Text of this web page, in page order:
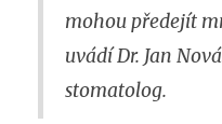
mohou předejít
uvádí Dr. Jan
stomatolog.